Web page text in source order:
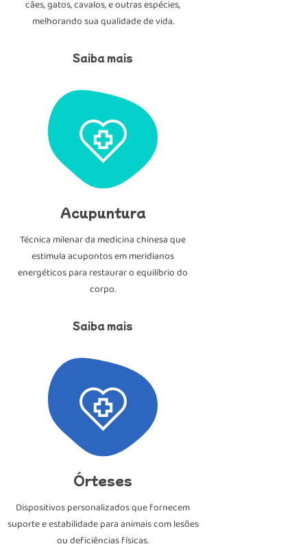
cães, gatos, cavalos, e outras espécies,
melhorando sua qualidade de vida.
Saiba mais
Acupuntura
Técnica milenar da medicina chinesa que
estimula acupontos em meridianos
energéticos para restaurar o equilíbrio do
corpo.
Saiba mais
Órteses
Dispositivos personalizados que fornecem
suporte e estabilidade para animais com lesões
ou deficiências físicas.